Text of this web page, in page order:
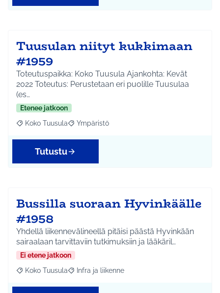
Tuusulan niityt kukkimaan
#1959
Toteutuspaikka: Koko Tuusula Ajankohta: Kevät
2022 Toteutus: Perustetaan eri puolille Tuusulaa
(es…
Etenee jatkoon
Rajaa tulokset aihepiirin mukaan: Koko Tuusula
Koko Tuusula Rajaa tulokset teeman mukaan: Ympäristö
Ympäristö
Tutustu
Bussilla suoraan Hyvinkäälle
#1958
Yhdellä liikennevälineellä pitäisi päästä Hyvinkään
sairaalaan tarvittaviin tutkimuksiin ja lääkäril…
Ei etene jatkoon
Rajaa tulokset aihepiirin mukaan: Koko Tuusula
Koko Tuusula Rajaa tulokset teeman mukaan: Infra ja liikenne
Infra ja liikenne